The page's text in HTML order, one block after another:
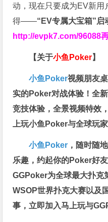
动，现在只要成为EV新用
得——“EV专属大宝箱”启
http://evpk7.com/96088
【关于小鱼Poker】
小鱼Poker视频朋友
实的Poker对战体验！全
竞技体验，全景视频特效
上玩小鱼Poker与全球玩
小鱼Poker ，随时随
乐趣，约起你的Poker好
GGPoker为全球最大扑克
WSOP世界扑克大赛以及
事，立即加入马上玩与